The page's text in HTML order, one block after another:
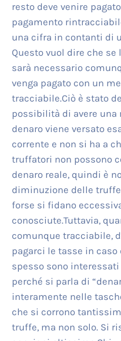
resto deve venire
pagamento
una cifra in contanti di
Questo vuol dire che
sarà necessario
venga pagato con un
tracciabile.Ciò è stato
possibilità di avere una
denaro viene versato
corrente e non si ha a
truffatori non possono
denaro reale, quindi è
diminuzione delle
forse si fidano
conosciute.Tuttavia,
comunque tracciabile,
pagarci le tasse in
spesso sono
perché si parla di
interamente nelle
che si corrono
truffe, ma non solo. Si